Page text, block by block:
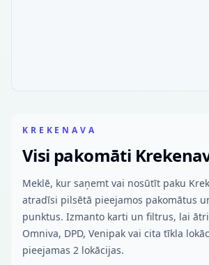
KREKENAVA
Visi pakomāti
Meklē, kur saņemt vai nosūtīt paku
atradīsi pilsētā pieejamos pakomātus
punktus. Izmanto karti un filtrus, lai
Omniva, DPD, Venipak vai cita tīkla
pieejamas 2 lokācijas.